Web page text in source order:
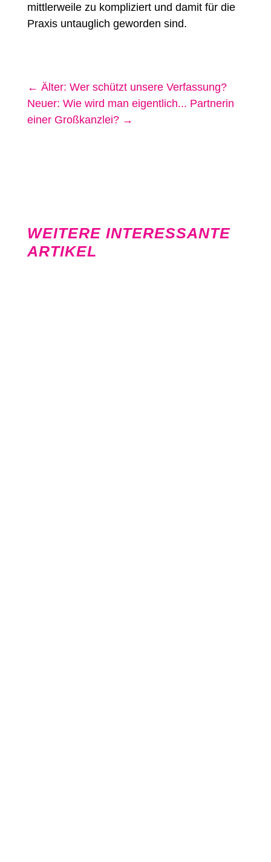
mittlerweile zu kompliziert und damit für die
Praxis untauglich geworden sind.
← Älter: Wer schützt unsere Verfassung?
Neuer: Wie wird man eigentlich... Partnerin
einer Großkanzlei?→
WEITERE INTERESSANTE
ARTIKEL